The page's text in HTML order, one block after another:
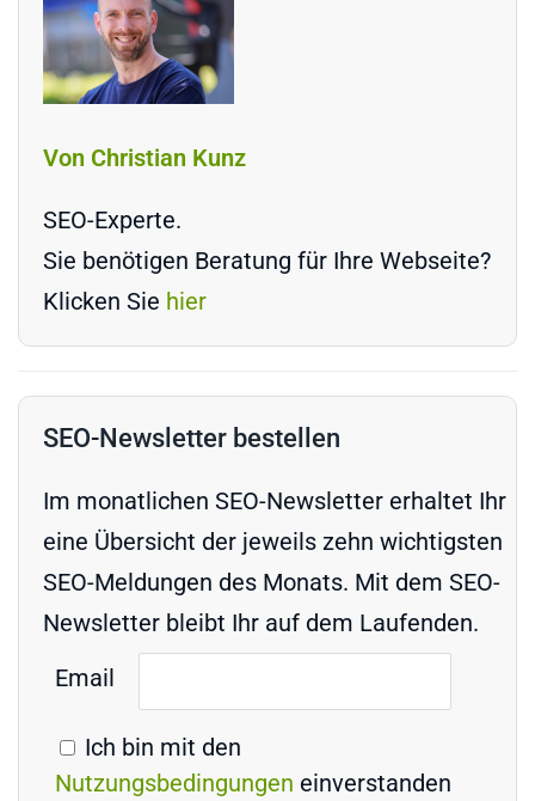
Von Christian Kunz
SEO-Experte.
Sie benötigen Beratung für Ihre Webseite?
Klicken Sie hier
SEO-Newsletter bestellen
Im monatlichen SEO-Newsletter erhaltet Ihr
eine Übersicht der jeweils zehn wichtigsten
SEO-Meldungen des Monats. Mit dem SEO-
Newsletter bleibt Ihr auf dem Laufenden.
Email
Ich bin mit den
Nutzungsbedingungen einverstanden